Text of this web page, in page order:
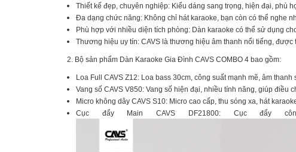
Thiết kế đẹp, chuyên nghiệp: Kiểu dáng sang trọng, hiện đại, phù
Đa dạng chức năng: Không chỉ hát karaoke, bạn còn có thể nghe
Phù hợp với nhiều diện tích phòng: Dàn karaoke có thể sử dụng
Thương hiệu uy tín: CAVS là thương hiệu âm thanh nổi tiếng,
2. Bộ sản phẩm Dàn Karaoke Gia Đình CAVS COMBO 4 bao gồm:
Loa Full CAVS Z12: Loa bass 30cm, công suất mạnh mẽ, âm thanh
Vang số CAVS V850: Vang số hiện đại, nhiều tính năng, giúp điều
Micro không dây CAVS S10: Micro cao cấp, thu sóng xa, hát
Cục đẩy Main CAVS DF21800: Cục đẩy